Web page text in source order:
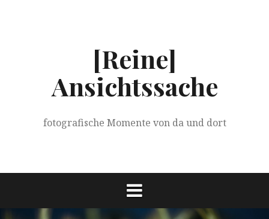
[Reine]
Ansichtssache
fotografische Momente von da und dort